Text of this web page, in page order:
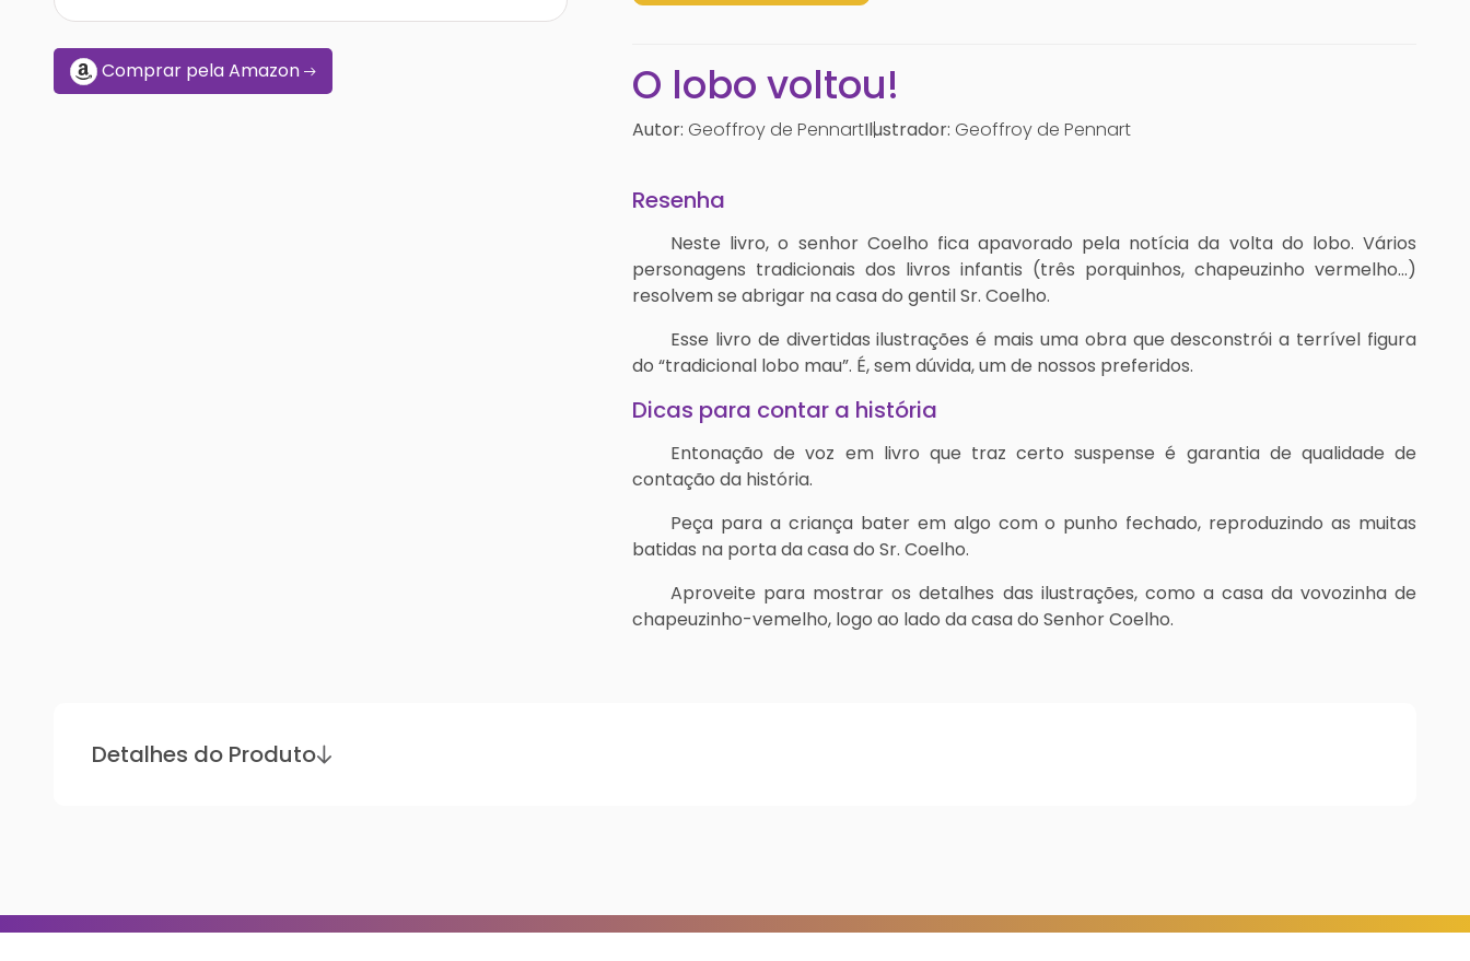
Comprar pela Amazon O lobo voltou!
Autor: Geoffroy de PennartIlustrador: Geoffroy de Pennart
Resenha
Neste livro, o senhor Coelho fica apavorado pela notícia da volta do lobo. Vários
personagens tradicionais dos livros infantis (três porquinhos, chapeuzinho vermelho…)
resolvem se abrigar na casa do gentil Sr. Coelho.
Esse livro de divertidas ilustrações é mais uma obra que desconstrói a terrível figura
do “tradicional lobo mau”. É, sem dúvida, um de nossos preferidos.
Dicas para contar a história
Entonação de voz em livro que traz certo suspense é garantia de qualidade de
contação da história.
Peça para a criança bater em algo com o punho fechado, reproduzindo as muitas
batidas na porta da casa do Sr. Coelho.
Aproveite para mostrar os detalhes das ilustrações, como a casa da vovozinha de
chapeuzinho-vemelho, logo ao lado da casa do Senhor Coelho.
Detalhes do Produto